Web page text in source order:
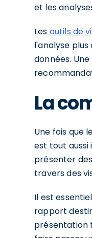
et les
Les outils de
l'analyse
données.
La
Une fois que
est tout
présenter
travers des
Il est
rapport
présentation